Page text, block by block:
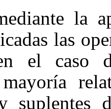
la
las
el caso
mayoría
suplentes